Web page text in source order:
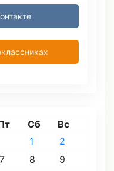
Сб Вс
1
2
7 8
9